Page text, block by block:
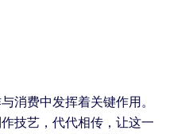
消费中发挥着关键作用。
技艺，代代相传，让这一